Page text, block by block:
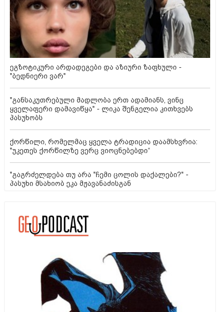
ეგზოტიკური არდადეგები და აზიური ზაფხული -
"ბედნიერი ვარ"
"განსაკუთრებული მადლობა ერთ ადამიანს, ვინც
ყველაფერი დამავიწყა" - ლიკა შენგელია კითხვებს
პასუხობს
ქორწილი, რომელმაც ყველა ტრადიცია დაამსხვრია:
"უკეთეს ქორწილზე ვერც ვიოცნებებდი“
"გაგრძელდება თუ არა "ჩემი ცოლის დაქალები?" -
პასუხი მსახიობ ეკა მჟავანაძისგან